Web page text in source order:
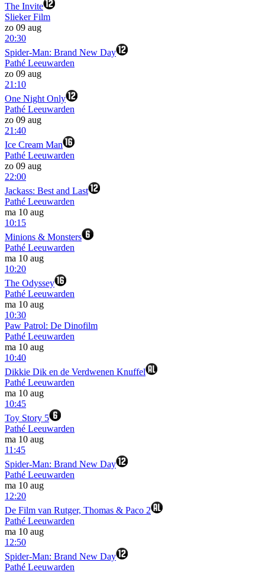
The Invite
Slieker Film
zo 09 aug
20:30
Spider-Man: Brand New Day
Pathé Leeuwarden
zo 09 aug
21:10
One Night Only
Pathé Leeuwarden
zo 09 aug
21:40
Ice Cream Man
Pathé Leeuwarden
zo 09 aug
22:00
Jackass: Best and Last
Pathé Leeuwarden
ma 10 aug
10:15
Minions & Monsters
Pathé Leeuwarden
ma 10 aug
10:20
The Odyssey
Pathé Leeuwarden
ma 10 aug
10:30
Paw Patrol: De Dinofilm
Pathé Leeuwarden
ma 10 aug
10:40
Dikkie Dik en de Verdwenen Knuffel
Pathé Leeuwarden
ma 10 aug
10:45
Toy Story 5
Pathé Leeuwarden
ma 10 aug
11:45
Spider-Man: Brand New Day
Pathé Leeuwarden
ma 10 aug
12:20
De Film van Rutger, Thomas & Paco 2
Pathé Leeuwarden
ma 10 aug
12:50
Spider-Man: Brand New Day
Pathé Leeuwarden